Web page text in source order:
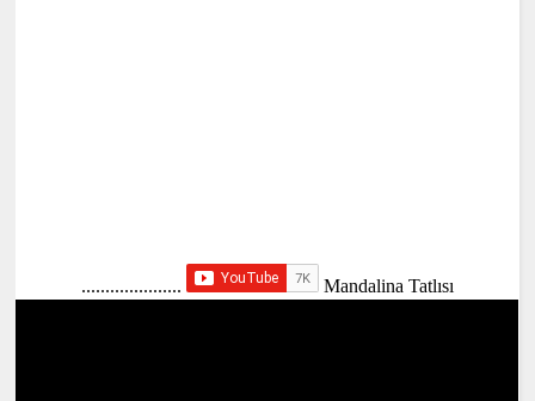
..................... Mandalina Tatlısı